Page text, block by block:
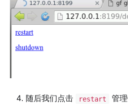
随后我们点击 restart
管